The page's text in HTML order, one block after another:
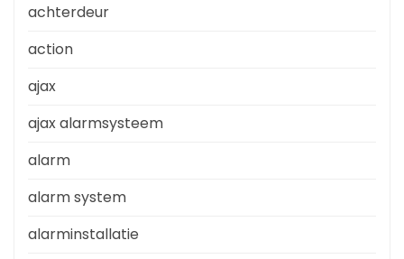
achterdeur
action
ajax
ajax alarmsysteem
alarm
alarm system
alarminstallatie